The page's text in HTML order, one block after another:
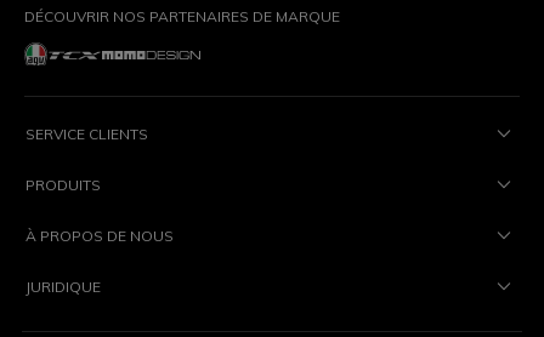
DÉCOUVRIR NOS PARTENAIRES DE MARQUE
SERVICE CLIENTS
PRODUITS
À PROPOS DE NOUS
JURIDIQUE